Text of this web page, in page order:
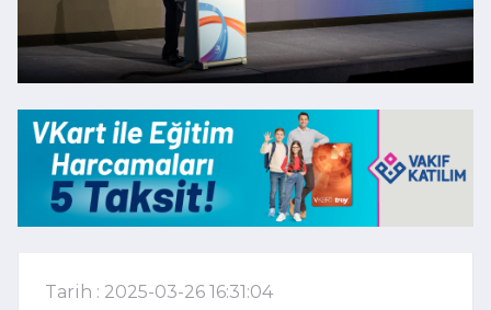
Tarih : 2025-03-26 16:31:04